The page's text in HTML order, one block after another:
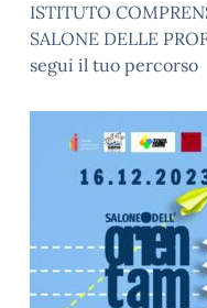
ISTITUTO
SALONE DELLE
segui il tuo percorso